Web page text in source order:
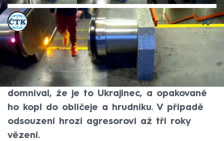
ČTK
Akt. 10. říj 2024, 09:26
• 9. říj 2024, 11:56
Policie zná totožnost muže podezřelého z
toho, že koncem září napadl v Praze na
Černém Mostě řidiče autobusu. Útočník se
domníval, že je to Ukrajinec, a opakovaně
ho kopl do obličeje a hrudníku. V případě
odsouzení hrozí agresorovi až tři roky
vězení.